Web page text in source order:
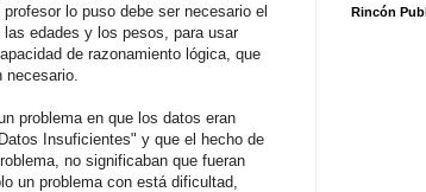
lo puso debe ser necesario el
edades y los pesos, para usar
de razonamiento lógica, que
problema en que los datos eran
Insuficientes" y que el hecho de
no significaban que fueran
un problema con está dificultad,
Rincón